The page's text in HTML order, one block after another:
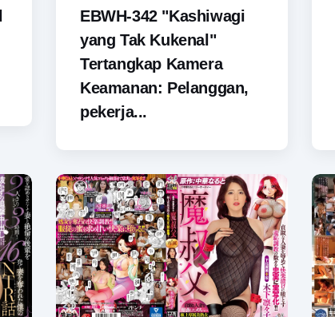
EBWH-342 "Kashiwagi
yang Tak Kukenal"
Tertangkap Kamera
Keamanan: Pelanggan,
pekerja...